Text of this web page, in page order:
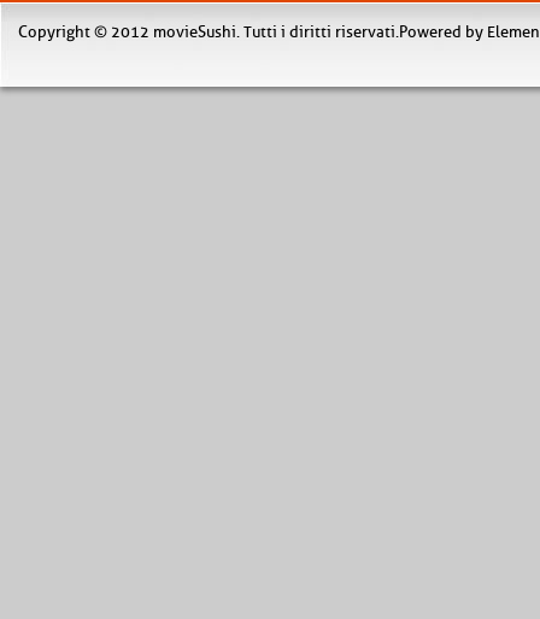
Copyright © 2012 movieSushi. Tutti i diritti riservati.Powered by